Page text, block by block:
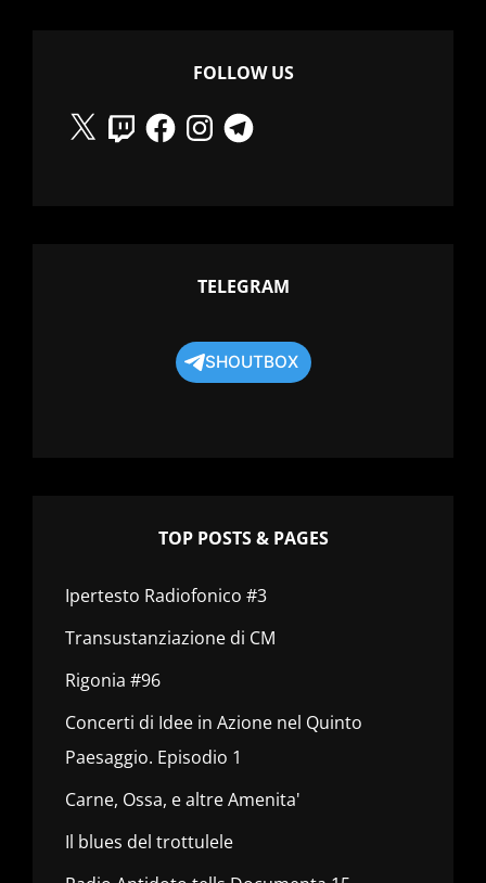
FOLLOW US
X
TwitchFacebookInstagramTelegram
TELEGRAM
SHOUTBOX
TOP POSTS & PAGES
Ipertesto Radiofonico #3
Transustanziazione di CM
Rigonia #96
Concerti di Idee in Azione nel Quinto
Paesaggio. Episodio 1
Carne, Ossa, e altre Amenita'
Il blues del trottulele